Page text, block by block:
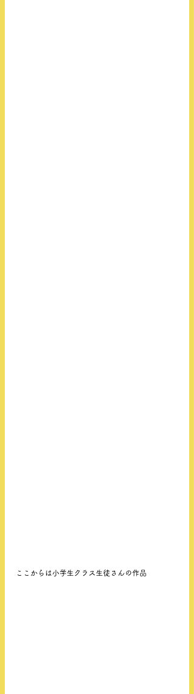
ここからは小学生クラス生徒さんの作品